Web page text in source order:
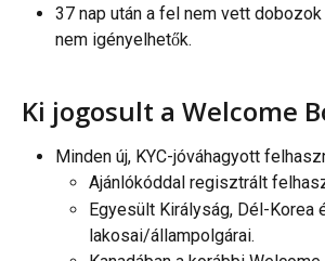
37 nap után a fel nem vett dobozok
nem igényelhetők.
Ki jogosult a Welcome
Minden új, KYC-jóváhagyott
Ajánlókóddal regisztrált
Egyesült Királyság, Dél-Korea
lakosai/állampolgárai.